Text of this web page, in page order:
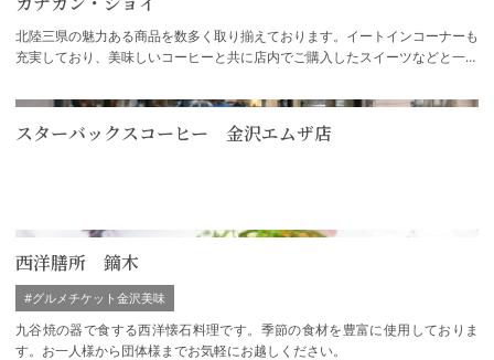
北陸三県の魅力ある商品を数多く取り揃えております。イートインコーナーも
充実しており、美味しいコーヒーと共に店内でご購入したスイーツなどと一緒
スターバックスコーヒー 金沢エムザ店
西洋膳所 鏑木
九谷焼の器で食する西洋懐石料理です。季節の食材を豊富に使用しておりま
す。お一人様から団体様までお気軽にお越しください。
#グルメチケット金沢美味